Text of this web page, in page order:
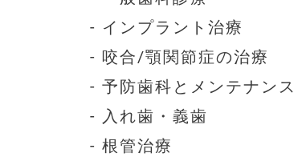
- インプラント治療
- 咬合/顎関節症の治療
- 予防歯科とメンテナンス
- 入れ歯・義歯
- 根管治療